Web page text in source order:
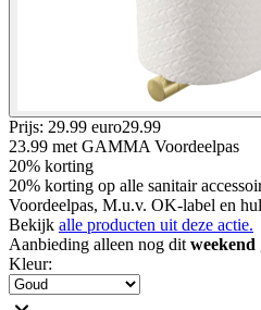
Prijs: 29.99 euro29.99
23.99 met GAMMA Voordeelpas
20% korting
20% korting op alle sanitair
Voordeelpas, M.u.v. OK-label en
Bekijk alle producten uit deze actie.
Aanbieding alleen nog dit weekend
Kleur: